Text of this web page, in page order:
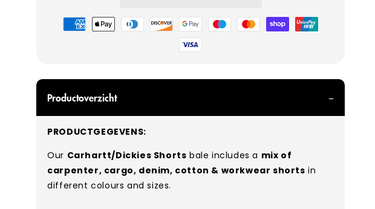
Betaalmethoden
Productoverzicht
PRODUCTGEGEVENS:
Our Carhartt/Dickies Shorts bale includes a mix of
carpenter, cargo, denim, cotton & workwear shorts in
different colours and sizes.